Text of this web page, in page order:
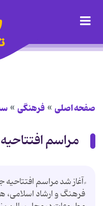
صفحه اصلی فرهنگی
مراسم
آغاز شد مراسم افتتاحیه
فرهنگ و ارشاد اسلامی،